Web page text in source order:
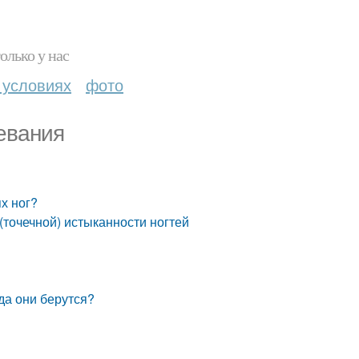
у нас
фото
ног?
истыканности ногтей
они берутся?